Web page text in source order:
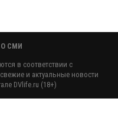
СМИ
в соответствии с
и актуальные новости
DVlife.ru (18+)